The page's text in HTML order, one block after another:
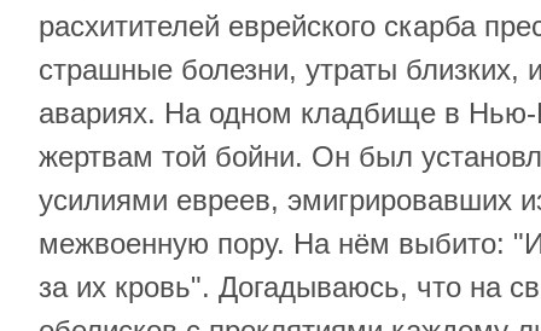
расхитителей еврейского скарба
страшные болезни, утраты близких,
авариях. На одном кладбище в Нью-
жертвам той бойни. Он был
усилиями евреев, эмигрировавших
межвоенную пору. На нём выбито:
за их кровь". Догадываюсь, что на